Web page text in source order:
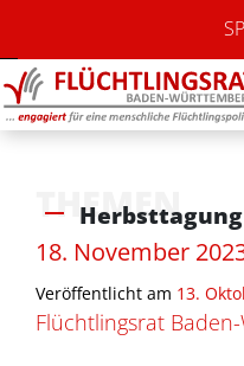
THEMEN
Herbsttagung
18. November
Veröffentlicht am 13.
Flüchtlingsrat